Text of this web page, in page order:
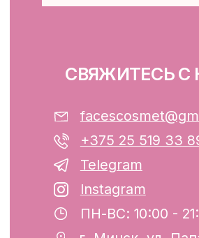
Каталог
ООО «ФЭЙСИС» УНП: 193782283
Юридический адрес: Республика
Беларусь, г. Минск, ул. Папанина 11,
пом. 232.
регистрации №193782283, выдано
Минским горисполкомом 12.08.2024 г.
Интернет-магазин включен в Торговый
реестр Республики Беларусь
13.01.2025 за №739352
Файлы cookie